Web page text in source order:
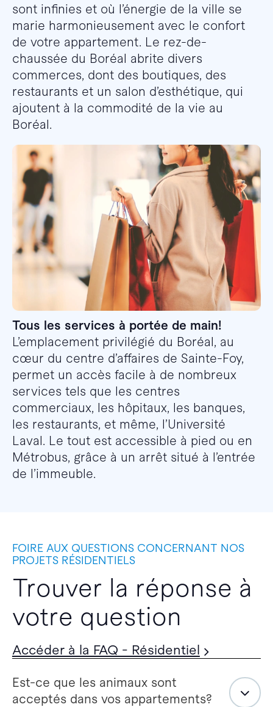
sont infinies et où l’énergie de la ville se
marie harmonieusement avec le confort
de votre appartement. Le rez-de-
chaussée du Boréal abrite divers
commerces, dont des boutiques, des
restaurants et un salon d’esthétique, qui
ajoutent à la commodité de la vie au
Boréal.
Tous les services à portée de main!
L’emplacement privilégié du Boréal, au
cœur du centre d’affaires de Sainte-Foy,
permet un accès facile à de nombreux
services tels que les centres
commerciaux, les hôpitaux, les banques,
les restaurants, et même, l’Université
Laval. Le tout est accessible à pied ou en
Métrobus, grâce à un arrêt situé à l’entrée
de l’immeuble.
FOIRE AUX QUESTIONS CONCERNANT NOS
PROJETS RÉSIDENTIELS
Trouver la réponse à
votre question
Accéder à la FAQ - Résidentiel
Est-ce que les animaux sont
acceptés dans vos appartements?